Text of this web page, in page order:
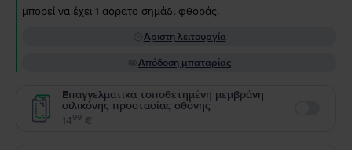
μπορεί να έχει 1 αόρατο σημάδι φθοράς.
Άριστη λειτουργία
Απόδοση μπαταρίας
Επαγγελματικά τοποθετημένη μεμβράνη
σιλικόνης προστασίας οθόνης
1499 €